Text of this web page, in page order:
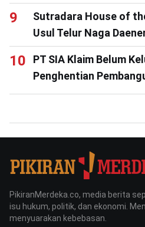
Sutradara House of
Usul Telur Naga
PT SIA Klaim Belum
Penghentian
PikiranMerdeka.co, media berita
isu hukum, politik, dan ekonomi.
menyuarakan kebebasan.